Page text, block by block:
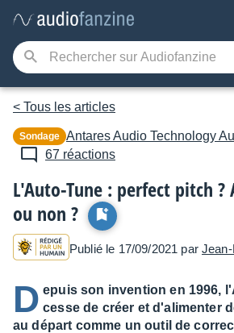
< Tous les articles
Sondage Antares Audio Technology
67 réactions
L'Auto-Tune : perfect pitch ?
ou non ?
Publié le 17/09/2021 par
D epuis son invention en 1996,
cesse de créer et d'alimenter
au départ comme un outil de